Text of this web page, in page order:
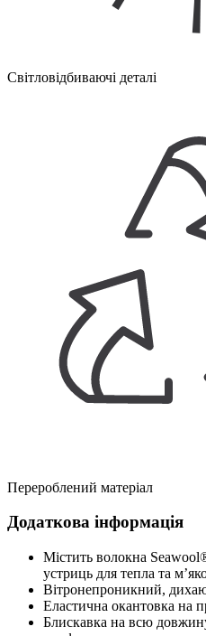
Світловідбиваючі деталі
Перероблений матеріал
Додаткова інформація
Містить волокна
устриць для тепла та
Вітронепроникний,
Еластична окантовка на
Блискавка на всю